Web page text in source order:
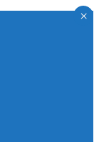
×